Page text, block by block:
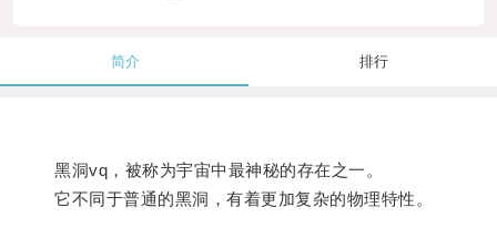
简介 排行
黑洞vq，被称为宇宙中最神秘的存在之一。
它不同于普通的黑洞，有着更加复杂的物理特性。